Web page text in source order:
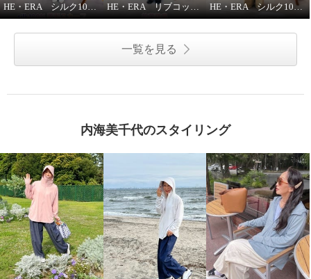
HE・ERA シルク100％スカーフのうれしい機能 HE・ERA リブコットンインナー 3枚セット HE・ERA シルク100％ スクエアー 大判スカーフ
一覧を見る
内海美千代のスタイリング